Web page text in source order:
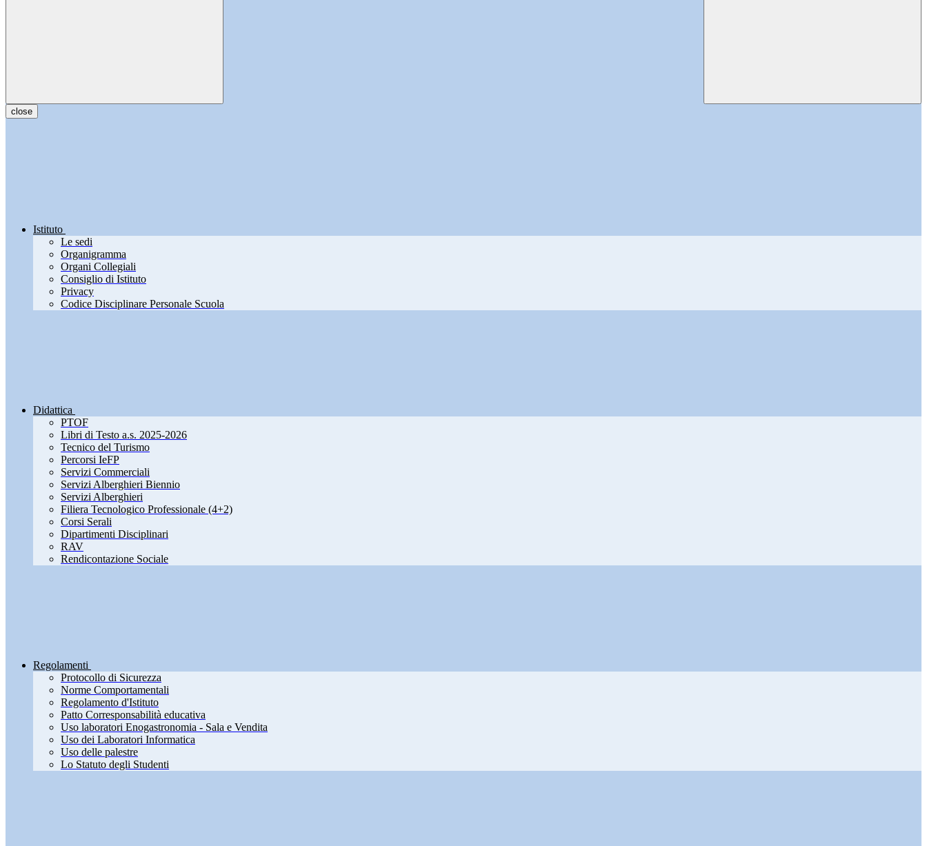
close
Istituto
Le sedi
Organigramma
Organi Collegiali
Consiglio di Istituto
Privacy
Codice Disciplinare Personale Scuola
Didattica
PTOF
Libri di Testo a.s. 2025-2026
Tecnico del Turismo
Percorsi IeFP
Servizi Commerciali
Servizi Alberghieri Biennio
Servizi Alberghieri
Filiera Tecnologico Professionale (4+2)
Corsi Serali
Dipartimenti Disciplinari
RAV
Rendicontazione Sociale
Regolamenti
Protocollo di Sicurezza
Norme Comportamentali
Regolamento d'Istituto
Patto Corresponsabilità educativa
Uso laboratori Enogastronomia - Sala e Vendita
Uso dei Laboratori Informatica
Uso delle palestre
Lo Statuto degli Studenti